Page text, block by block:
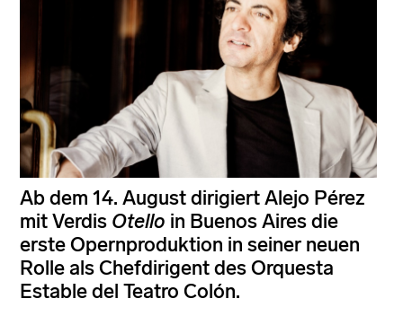
Ab dem 14. August dirigiert Alejo Pérez
mit Verdis Otello in Buenos Aires die
erste Opernproduktion in seiner neuen
Rolle als Chefdirigent des Orquesta
Estable del Teatro Colón.